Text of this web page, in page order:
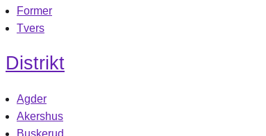
Former
Tvers
Distrikt
Agder
Akershus
Buskerud